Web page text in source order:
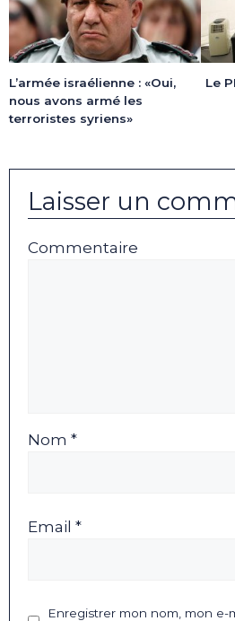
L’armée israélienne : «Oui,
nous avons armé les
terroristes syriens»
Le
Laisser un
Commentaire
Nom *
Email *
Enregistrer mon nom, mon e-